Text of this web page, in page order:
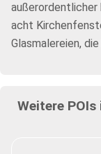
acht
Glasmalereien,
Weitere